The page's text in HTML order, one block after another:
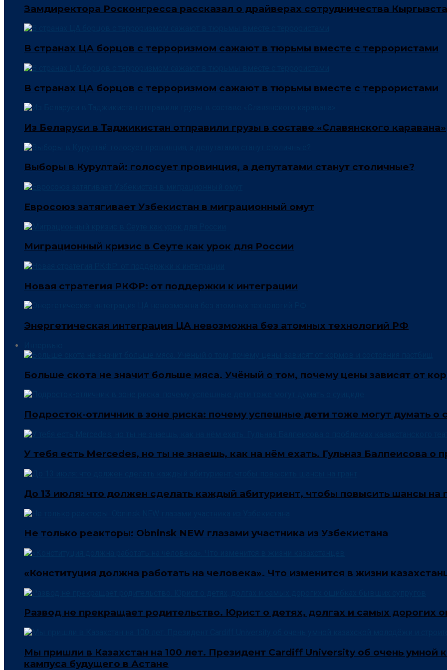
Замдиректора Росконгресса рассказал о драйверах сотрудничества
В странах ЦА борцов с терроризмом сажают в тюрьмы вместе с террористами
В странах ЦА борцов с терроризмом сажают в тюрьмы вместе с террористами
Из Беларуси в Таджикистан отправили грузы в составе «Славянского каравана»
Выборы в Курултай: голосует провинция, а депутатами станут столичные?
Евросоюз затягивает Узбекистан в миграционный омут
Миграционный кризис в Сеуте как урок для России
Новая стратегия РКФР: от поддержки к интеграции
Энергетическая интеграция ЦА невозможна без атомных технологий РФ
Больше скота не значит больше мяса. Учёный о том, почему цены зависят от
Подросток-отличник в зоне риска: почему успешные дети тоже могут думать о
У тебя есть Mercedes, но ты не знаешь, как на нём ехать. Гульназ Балпеисова о
До 13 июля: что должен сделать каждый абитуриент, чтобы повысить шансы на
Не только реакторы: Obninsk NEW глазами участника из Узбекистана
«Конституция должна работать на человека». Что изменится в жизни
Развод не прекращает родительство. Юрист о детях, долгах и самых дорогих
Мы пришли в Казахстан на 100 лет. Президент Cardiff University об очень умной
кампуса будущего в Астане